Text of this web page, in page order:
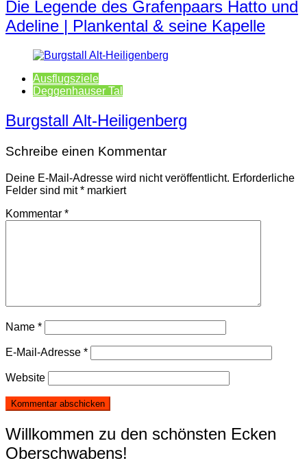
Die Legende des Grafenpaars Hatto und
Adeline | Plankental & seine Kapelle
Ausflugsziele
Deggenhauser Tal
Burgstall Alt-Heiligenberg
Schreibe einen Kommentar
Deine E-Mail-Adresse wird nicht veröffentlicht. Erforderliche
Felder sind mit* markiert
Kommentar *
Name *
E-Mail-Adresse *
Website
Willkommen zu den schönsten Ecken
Oberschwabens!